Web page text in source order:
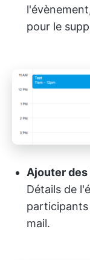
pour le
Ajouter
Détails de
participants
mail.